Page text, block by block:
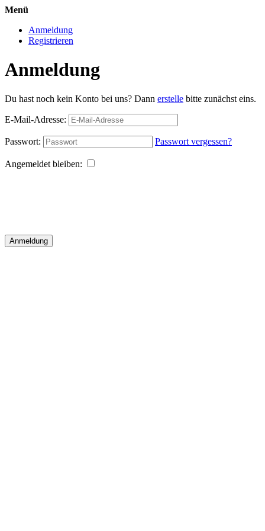
Menü
Anmeldung
Registrieren
Anmeldung
Du hast noch kein Konto bei uns? Dann erstelle bitte zunächst eins.
E-Mail-Adresse:
Passwort: Passwort vergessen?
Angemeldet bleiben:
Anmeldung